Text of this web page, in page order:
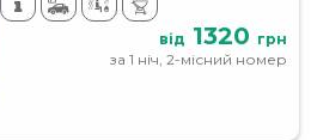
від 1320 грн
за 1 ніч, 2-місний номер